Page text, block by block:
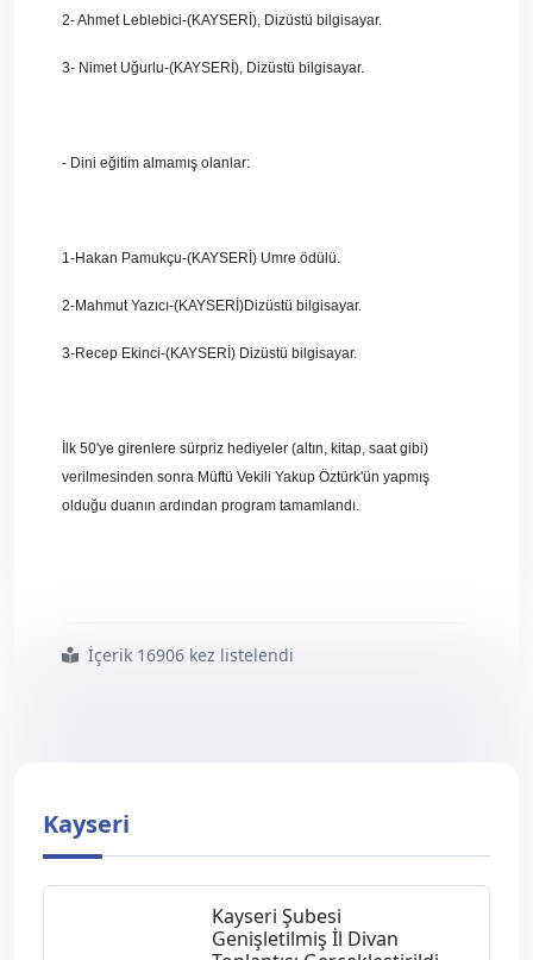
2- Ahmet Leblebici-(KAYSERİ), Dizüstü bilgisayar.
3- Nimet Uğurlu-(KAYSERİ), Dizüstü bilgisayar.
- Dini eğitim almamış olanlar:
1-Hakan Pamukçu-(KAYSERİ) Umre ödülü.
2-Mahmut Yazıcı-(KAYSERİ)Dizüstü bilgisayar.
3-Recep Ekinci-(KAYSERİ) Dizüstü bilgisayar.
İlk 50'ye girenlere sürpriz hediyeler (altın, kitap, saat gibi)
verilmesinden sonra Müftü Vekili Yakup Öztürk'ün yapmış
olduğu duanın ardından program tamamlandı.
#kur8217 an ı
#kerim
#meal
#bilgi
#yarışması8217 nda
#ödüller
#sahiplerini
#bulduİçerik 16906 kez listelendi
Kayseri
Kayseri Şubesi
Genişletilmiş İl Divan